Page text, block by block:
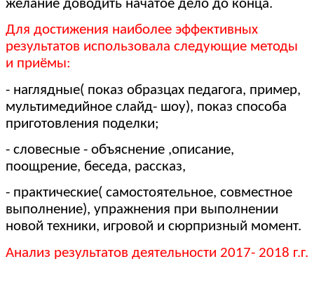
желание доводить начатое дело до конца.
Для достижения наиболее эффективных
результатов использовала следующие методы
и приёмы:
- наглядные( показ образцах педагога, пример,
мультимедийное слайд- шоу), показ способа
приготовления поделки;
- словесные - объяснение ,описание,
поощрение, беседа, рассказ,
- практические( самостоятельное, совместное
выполнение), упражнения при выполнении
новой техники, игровой и сюрпризный момент.
Анализ результатов деятельности 2017- 2018 г.г.